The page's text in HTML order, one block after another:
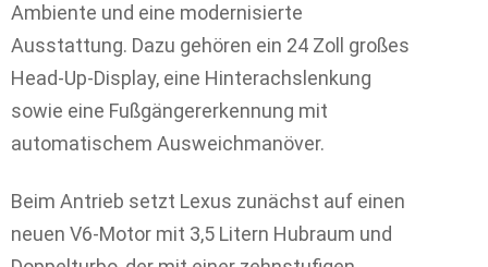
Ambiente und eine modernisierte
Ausstattung. Dazu gehören ein 24 Zoll großes
Head-Up-Display, eine Hinterachslenkung
sowie eine Fußgängererkennung mit
automatischem Ausweichmanöver.
Beim Antrieb setzt Lexus zunächst auf einen
neuen V6-Motor mit 3,5 Litern Hubraum und